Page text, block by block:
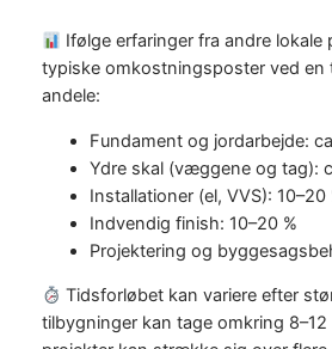
Ifølge erfaringer fra andre lokale
typiske omkostningsposter ved en
andele:
Fundament og jordarbejde:
Ydre skal (væggene og tag):
Installationer (el, VVS): 10–20
Indvendig finish: 10–20 %
Projektering og
Tidsforløbet kan variere efter
tilbygninger kan tage omkring